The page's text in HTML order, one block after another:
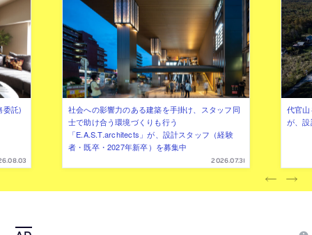
委託)
社会への影響力のある建築を手掛け、スタッフ同
士で助け合う環境づくりも行う
「E.A.S.T.architects」が、設計スタッフ（経験
者・既卒・2027年新卒）を募集中
2026.07.31
代官
が、